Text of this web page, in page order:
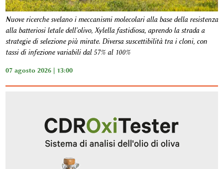
Nuove ricerche svelano i meccanismi molecolari alla base della resistenza
alla batteriosi letale dell'olivo, Xylella fastidiosa, aprendo la strada a
strategie di selezione più mirate. Diversa suscettibilità tra i cloni, con
tassi di infezione variabili dal 57% al 100%
07 agosto 2026 | 13:00